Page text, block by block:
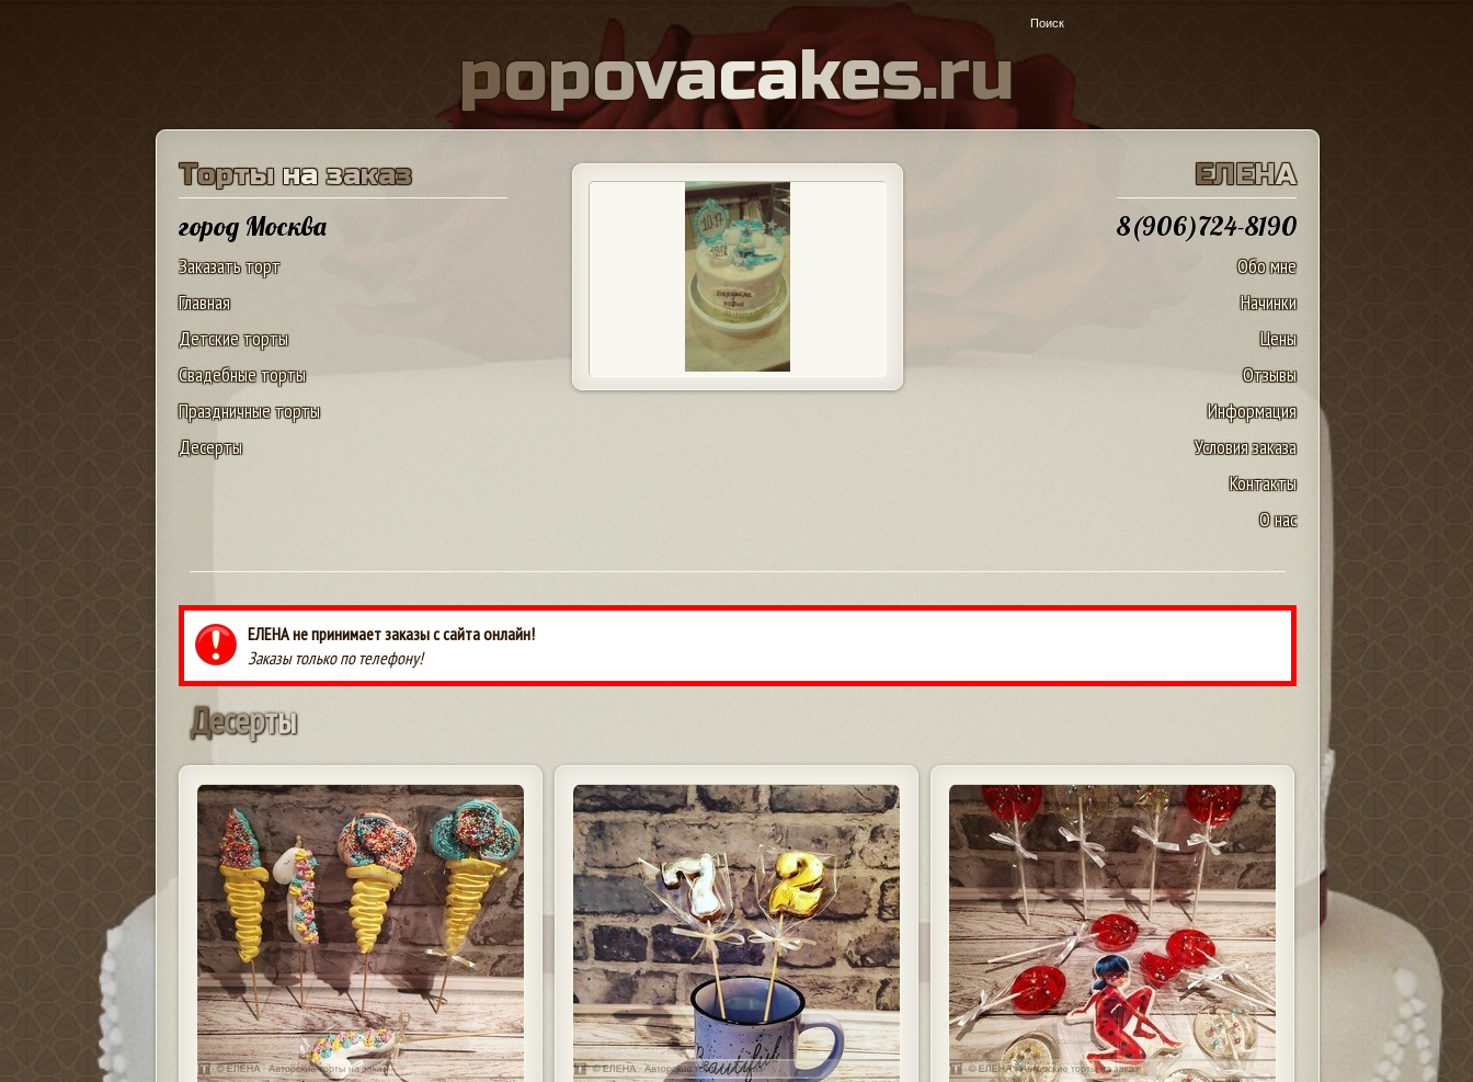
popovacakes.ru
Торты на заказ
город Москва
Заказать торт
Главная
Детские торты
Свадебные торты
Праздничные торты
Десерты
ЕЛЕНА
8(906)724-8190
Обо мне
Начинки
Цены
Отзывы
Информация
Условия заказа
Контакты
О нас
ЕЛЕНА не принимает заказы с сайта онлайн!
Заказы только по телефону!
Десерты